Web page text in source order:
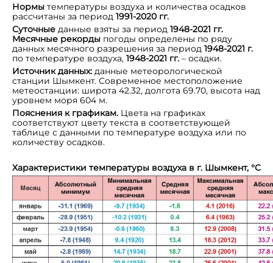
Нормы температуры воздуха и количества осадков
рассчитаны за период 1991‑2020 гг.
Суточные данные взяты за период 1948-2021 гг.
Месячные рекорды погоды определены по ряду
данных месячного разрешения за период 1948-2021 г.
по температуре воздуха, 1948-2021 гг. – осадки.
Источник данных: данные метеорологической
станции Шымкент. Современное местоположение
метеостанции: широта 42.32, долгота 69.70, высота над
уровнем моря 604 м.
Пояснения к графикам. Цвета на графиках
соответствуют цвету текста в соответствующей
таблице с данными по температуре воздуха или по
количеству осадков.
Характеристики температуры воздуха в г. Шымкент, °С